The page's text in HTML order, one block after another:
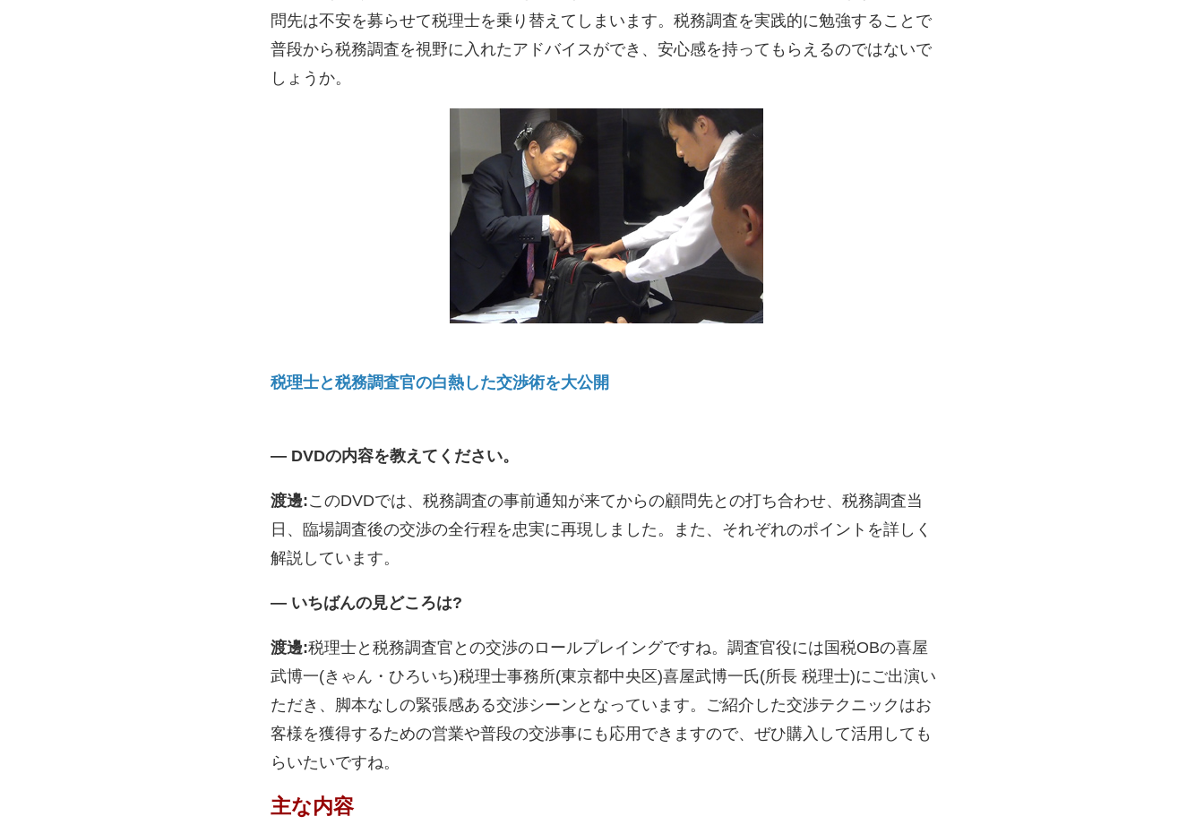
問先は不安を募らせて税理士を乗り替えてしまいます。税務調査を実践的に勉強することで
普段から税務調査を視野に入れたアドバイスができ、安心感を持ってもらえるのではないで
しょうか。
税理士と税務調査官の白熱した交渉術を大公開
― DVDの内容を教えてください。
渡邊:このDVDでは、税務調査の事前通知が来てからの顧問先との打ち合わせ、税務調査当
日、臨場調査後の交渉の全行程を忠実に再現しました。また、それぞれのポイントを詳しく
解説しています。
― いちばんの見どころは?
渡邊:税理士と税務調査官との交渉のロールプレイングですね。調査官役には国税OBの喜屋
武博一(きゃん・ひろいち)税理士事務所(東京都中央区)喜屋武博一氏(所長 税理士)にご出演い
ただき、脚本なしの緊張感ある交渉シーンとなっています。ご紹介した交渉テクニックはお
客様を獲得するための営業や普段の交渉事にも応用できますので、ぜひ購入して活用しても
らいたいですね。
主な内容